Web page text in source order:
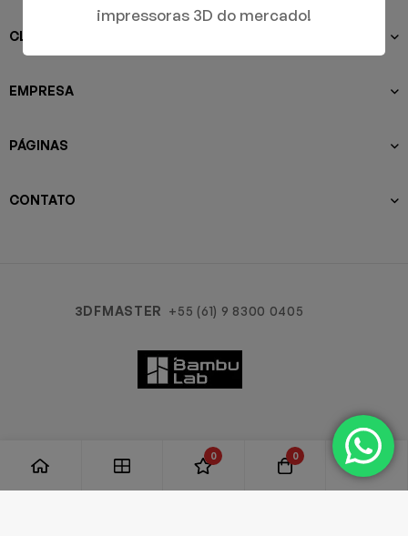
CLIENTES
EMPRESA
PÁGINAS
CONTATO
3DFMASTER +55 (61) 9 8300 0405
impressoras 3D do mercado!
0 0